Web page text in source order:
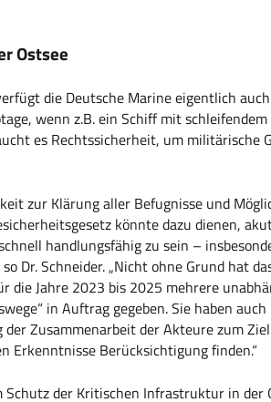
Ostsee
die Deutsche Marine eigentlich
wenn z.B. ein Schiff mit
es Rechtssicherheit, um militärische
zur Klärung aller Befugnisse und
könnte dazu dienen,
handlungsfähig zu sein –
Dr. Schneider. „Nicht ohne Grund hat
Jahre 2023 bis 2025 mehrere
in Auftrag gegeben. Sie haben auch
Zusammenarbeit der Akteure zum
Erkenntnisse Berücksichtigung finden.“
Schutz der Kritischen Infrastruktur in der